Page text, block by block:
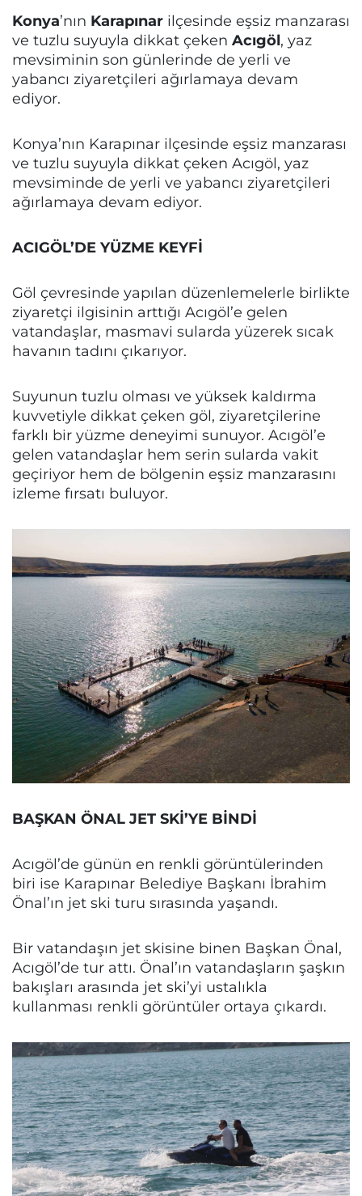
Konya’nın Karapınar ilçesinde eşsiz manzarası
ve tuzlu suyuyla dikkat çeken Acıgöl, yaz
mevsiminin son günlerinde de yerli ve
yabancı ziyaretçileri ağırlamaya devam
ediyor.
Konya’nın Karapınar ilçesinde eşsiz manzarası
ve tuzlu suyuyla dikkat çeken Acıgöl, yaz
mevsiminde de yerli ve yabancı ziyaretçileri
ağırlamaya devam ediyor.
ACIGÖL’DE YÜZME KEYFİ
Göl çevresinde yapılan düzenlemelerle birlikte
ziyaretçi ilgisinin arttığı Acıgöl’e gelen
vatandaşlar, masmavi sularda yüzerek sıcak
havanın tadını çıkarıyor.
Suyunun tuzlu olması ve yüksek kaldırma
kuvvetiyle dikkat çeken göl, ziyaretçilerine
farklı bir yüzme deneyimi sunuyor. Acıgöl’e
gelen vatandaşlar hem serin sularda vakit
geçiriyor hem de bölgenin eşsiz manzarasını
izleme fırsatı buluyor.
BAŞKAN ÖNAL JET SKİ’YE BİNDİ
Acıgöl’de günün en renkli görüntülerinden
biri ise Karapınar Belediye Başkanı İbrahim
Önal’ın jet ski turu sırasında yaşandı.
Bir vatandaşın jet skisine binen Başkan Önal,
Acıgöl’de tur attı. Önal’ın vatandaşların şaşkın
bakışları arasında jet ski’yi ustalıkla
kullanması renkli görüntüler ortaya çıkardı.